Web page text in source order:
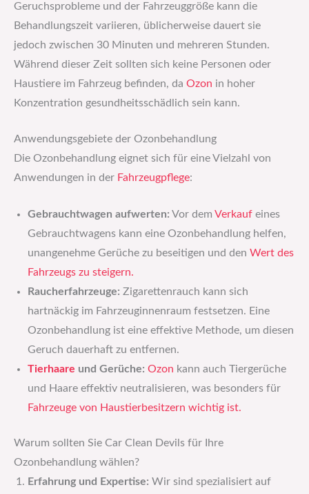
Geruchsprobleme und der Fahrzeuggröße kann die
Behandlungszeit variieren, üblicherweise dauert sie
jedoch zwischen 30 Minuten und mehreren Stunden.
Während dieser Zeit sollten sich keine Personen oder
Haustiere im Fahrzeug befinden, da Ozon in hoher
Konzentration gesundheitsschädlich sein kann.
Anwendungsgebiete der Ozonbehandlung
Die Ozonbehandlung eignet sich für eine Vielzahl von
Anwendungen in der Fahrzeugpflege:
Gebrauchtwagen aufwerten: Vor dem Verkauf eines
Gebrauchtwagens kann eine Ozonbehandlung helfen,
unangenehme Gerüche zu beseitigen und den Wert des
Fahrzeugs zu steigern.
Raucherfahrzeuge: Zigarettenrauch kann sich
hartnäckig im Fahrzeuginnenraum festsetzen. Eine
Ozonbehandlung ist eine effektive Methode, um diesen
Geruch dauerhaft zu entfernen.
Tierhaare und Gerüche: Ozon kann auch Tiergerüche
und Haare effektiv neutralisieren, was besonders für
Fahrzeuge von Haustierbesitzern wichtig ist.
Warum sollten Sie Car Clean Devils für Ihre
Ozonbehandlung wählen?
Erfahrung und Expertise: Wir sind spezialisiert auf